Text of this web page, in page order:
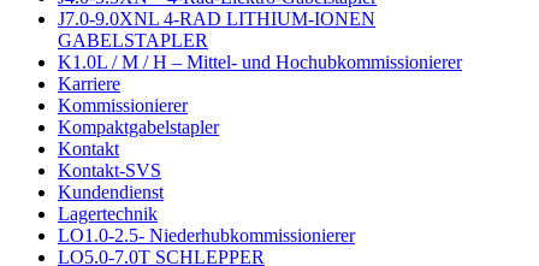
J7.0-9.0XNL 4-RAD LITHIUM-IONEN
GABELSTAPLER
K1.0L / M / H – Mittel- und Hochubkommissionierer
Karriere
Kommissionierer
Kompaktgabelstapler
Kontakt
Kontakt-SVS
Kundendienst
Lagertechnik
LO1.0-2.5- Niederhubkommissionierer
LO5.0-7.0T SCHLEPPER